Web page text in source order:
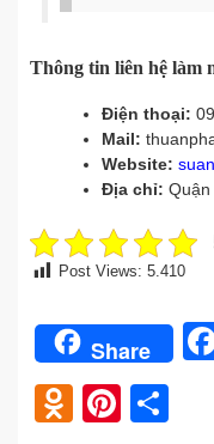
Thông tin liên hệ làm
Điện thoại:
Mail:
Website:
Địa chỉ: Quận
Post Views: 5.410
Share